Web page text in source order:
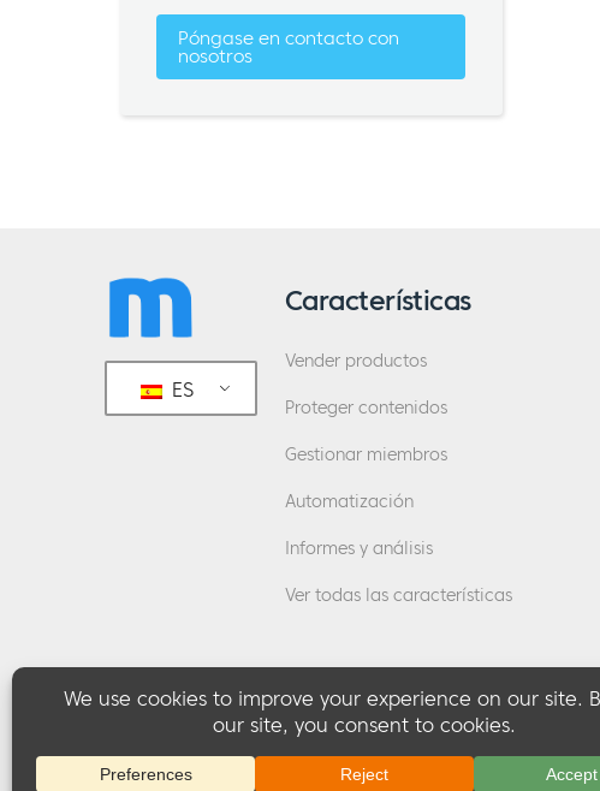
Póngase en contacto con
nosotros
ES
Características
Vender productos
Proteger contenidos
Gestionar miembros
Automatización
Informes y análisis
Ver todas las características